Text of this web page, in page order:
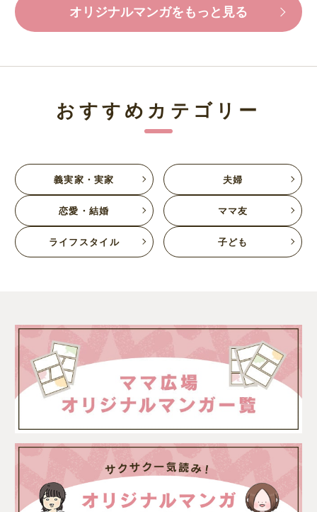
オリジナルマンガをもっと見る
おすすめカテゴリー
義実家・実家 夫婦
恋愛・結婚 ママ友
ライフスタイル 子ども